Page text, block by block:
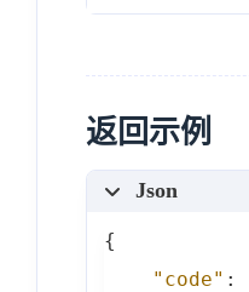
返回示例
Json
{
"code" :